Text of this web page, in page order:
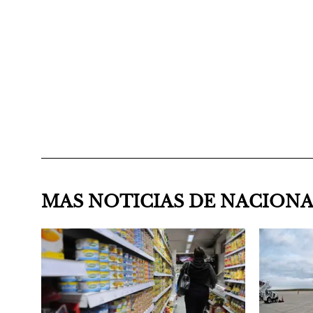
MAS NOTICIAS DE